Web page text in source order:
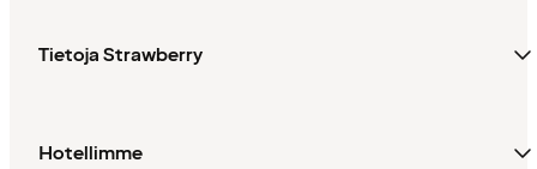
Tietoja Strawberry
Hotellimme